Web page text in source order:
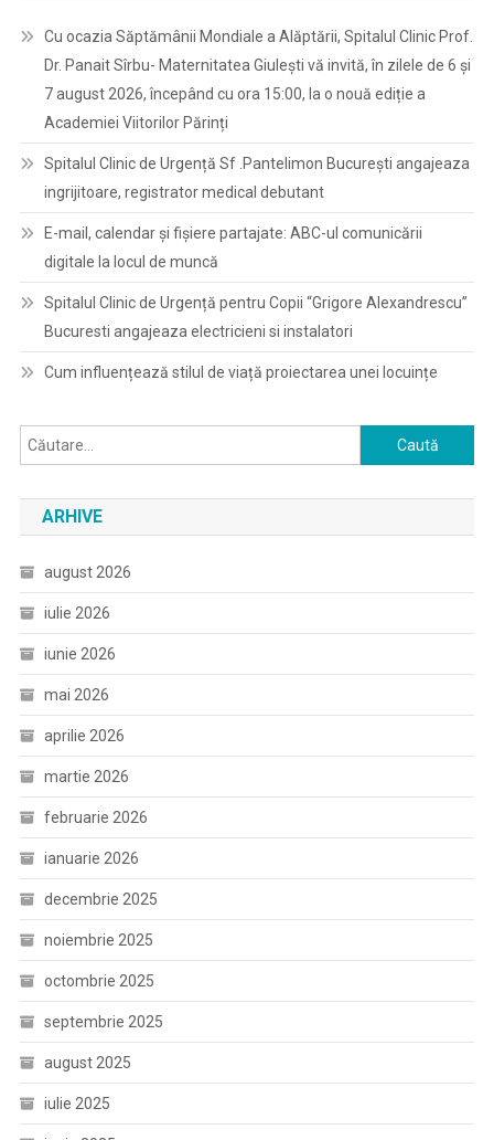
Cu ocazia Săptămânii Mondiale a Alăptării, Spitalul Clinic Prof.
Dr. Panait Sîrbu- Maternitatea Giulești vă invită, în zilele de 6 și
7 august 2026, începând cu ora 15:00, la o nouă ediție a
Academiei Viitorilor Părinți
Spitalul Clinic de Urgență Sf .Pantelimon București angajeaza
ingrijitoare, registrator medical debutant
E-mail, calendar şi fişiere partajate: ABC-ul comunicării
digitale la locul de muncă
Spitalul Clinic de Urgență pentru Copii “Grigore Alexandrescu”
Bucuresti angajeaza electricieni si instalatori
Cum influențează stilul de viață proiectarea unei locuințe
Caută
după:
ARHIVE
august 2026
iulie 2026
iunie 2026
mai 2026
aprilie 2026
martie 2026
februarie 2026
ianuarie 2026
decembrie 2025
noiembrie 2025
octombrie 2025
septembrie 2025
august 2025
iulie 2025